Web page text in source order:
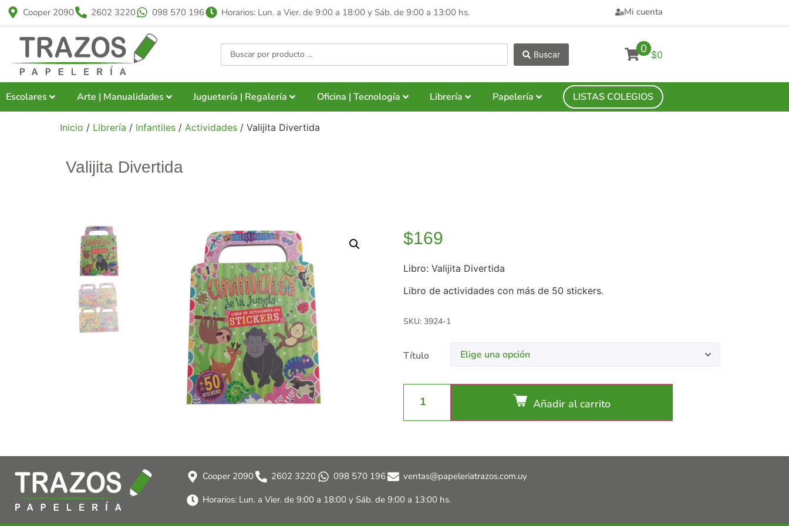
Cooper 2090 2602 3220 098 570 196 Horarios: Lun. a Vier. de 9:00 a 18:00 y Sáb. de 9:00 a 13:00 hs. Mi cuenta
Buscar 0 $0
Escolares Arte | Manualidades Juguetería | Regalería Oficina | Tecnología Librería Papelería LISTAS COLEGIOS
Inicio / Librería / Infantiles / Actividades / Valijita Divertida
Valijita Divertida
$169
Libro: Valijita Divertida
Libro de actividades con más de 50 stickers.
SKU: 3924-1
Título
Añadir al carrito
Cooper 2090 2602 3220 098 570 196
ventas@papeleriatrazos.com.uy
Horarios: Lun. a Vier. de 9:00 a 18:00 y Sáb. de 9:00 a 13:00 hs.